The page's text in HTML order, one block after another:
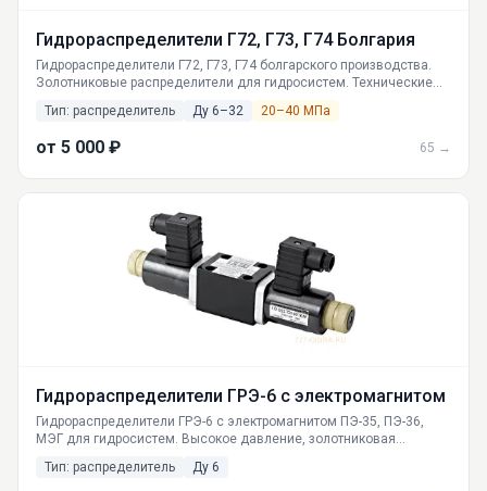
Гидрораспределители Г72, Г73, Г74 Болгария
Гидрораспределители Г72, Г73, Г74 болгарского производства.
Золотниковые распределители для гидросистем. Технические
Поставка из Екатеринбурга.
Тип: распределитель Ду 6–32 20–40 МПа
от 5 000 ₽ 65 →
Гидрораспределители ГРЭ-6 с электромагнитом
Гидрораспределители ГРЭ-6 с электромагнитом ПЭ-35, ПЭ-36,
МЭГ для гидросистем. Высокое давление, золотниковая
по РФ от ГИДРАВЛИКА.
Тип: распределитель Ду 6